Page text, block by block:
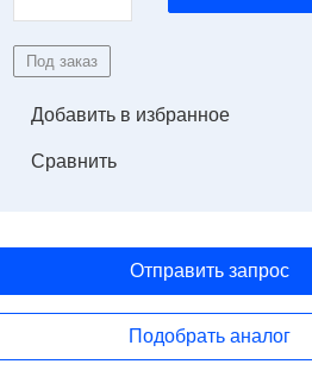
Под заказ
Добавить в избранное
Сравнить
Отправить запрос
Подобрать аналог